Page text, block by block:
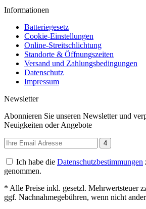
Informationen
Batteriegesetz
Cookie-Einstellungen
Online-Streitschlichtung
Standorte & Öffnungszeiten
Versand und Zahlungsbedingungen
Datenschutz
Impressum
Newsletter
Abonnieren Sie unseren Newsletter und
Neuigkeiten oder Angebote
4
Ich habe die Datenschutzbestimmungen
genommen.
* Alle Preise inkl. gesetzl. Mehrwertsteuer
ggf. Nachnahmegebühren, wenn nicht